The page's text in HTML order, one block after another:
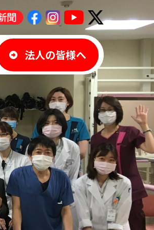
法人の皆様へ